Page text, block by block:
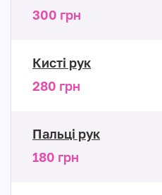
300 грн
Кисті рук
280 грн
Пальці рук
180 грн